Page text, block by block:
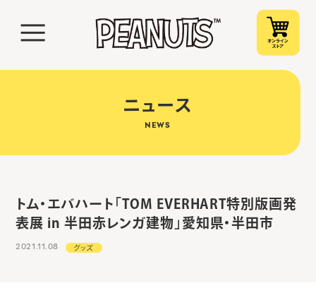
ニュース
NEWS
トム・エバハート「TOM EVERHART特別版画発
表展 in 半田赤レンガ建物」愛知県・半田市
2021.11.08 グッズ